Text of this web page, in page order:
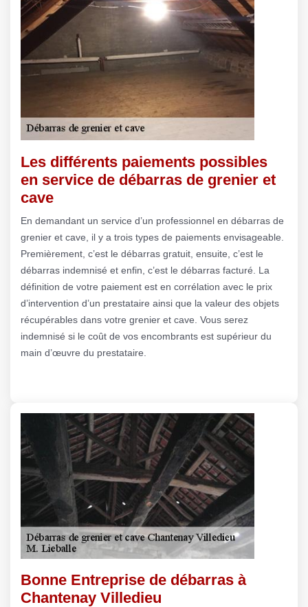
Les différents paiements possibles
en service de débarras de grenier et
cave
En demandant un service d’un professionnel en débarras de
grenier et cave, il y a trois types de paiements envisageable.
Premièrement, c’est le débarras gratuit, ensuite, c’est le
débarras indemnisé et enfin, c’est le débarras facturé. La
définition de votre paiement est en corrélation avec le prix
d’intervention d’un prestataire ainsi que la valeur des objets
récupérables dans votre grenier et cave. Vous serez
indemnisé si le coût de vos encombrants est supérieur du
main d’œuvre du prestataire.
Bonne Entreprise de débarras à
Chantenay Villedieu